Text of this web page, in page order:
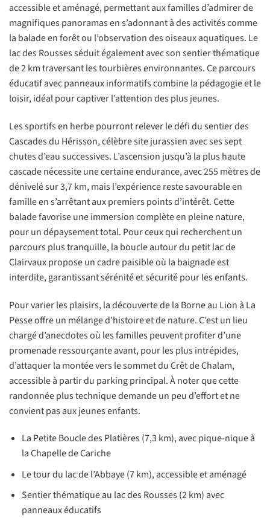
accessible et aménagé, permettant aux familles d’admirer de
magnifiques panoramas en s’adonnant à des activités comme
la balade en forêt ou l’observation des oiseaux aquatiques. Le
lac des Rousses séduit également avec son sentier thématique
de 2 km traversant les tourbières environnantes. Ce parcours
éducatif avec panneaux informatifs combine la pédagogie et le
loisir, idéal pour captiver l’attention des plus jeunes.
Les sportifs en herbe pourront relever le défi du sentier des
Cascades du Hérisson, célèbre site jurassien avec ses sept
chutes d’eau successives. L’ascension jusqu’à la plus haute
cascade nécessite une certaine endurance, avec 255 mètres de
dénivelé sur 3,7 km, mais l’expérience reste savourable en
famille en s’arrêtant aux premiers points d’intérêt. Cette
balade favorise une immersion complète en pleine nature,
pour un dépaysement total. Pour ceux qui recherchent un
parcours plus tranquille, la boucle autour du petit lac de
Clairvaux propose un cadre paisible où la baignade est
interdite, garantissant sérénité et sécurité pour les enfants.
Pour varier les plaisirs, la découverte de la Borne au Lion à La
Pesse offre un mélange d’histoire et de nature. C’est un lieu
chargé d’anecdotes où les familles peuvent profiter d’une
promenade ressourçante avant, pour les plus intrépides,
d’attaquer la montée vers le sommet du Crêt de Chalam,
accessible à partir du parking principal. À noter que cette
randonnée plus technique demande un peu d’effort et ne
convient pas aux jeunes enfants.
La Petite Boucle des Platières (7,3 km), avec pique-nique à
la Chapelle de Cariche
Le tour du lac de l’Abbaye (7 km), accessible et aménagé
Sentier thématique au lac des Rousses (2 km) avec
panneaux éducatifs